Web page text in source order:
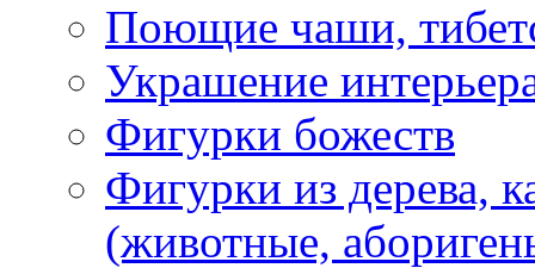
Поющие чаши,
Украшение
Фигурки божеств
Фигурки из дерева,
(животные,